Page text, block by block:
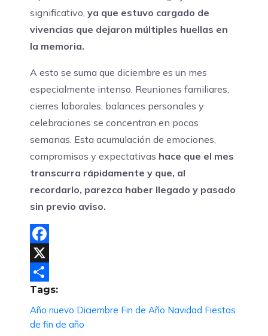
significativo, ya que estuvo cargado de
vivencias que dejaron múltiples huellas en
la memoria.
A esto se suma que diciembre es un mes
especialmente intenso. Reuniones familiares,
cierres laborales, balances personales y
celebraciones se concentran en pocas
semanas. Esta acumulación de emociones,
compromisos y expectativas hace que el mes
transcurra rápidamente y que, al
recordarlo, parezca haber llegado y pasado
sin previo aviso.
Facebook
X
Compartir
Tags:
Año nuevo Diciembre Fin de Año Navidad Fiestas
de fin de año